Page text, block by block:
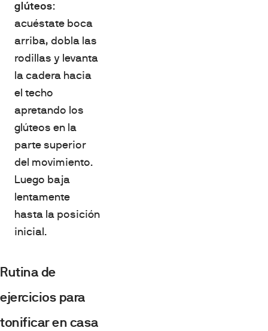
glúteos:
acuéstate boca
arriba, dobla las
rodillas y levanta
la cadera hacia
el techo
apretando los
glúteos en la
parte superior
del movimiento.
Luego baja
lentamente
hasta la posición
inicial.
Rutina de
ejercicios para
tonificar en casa